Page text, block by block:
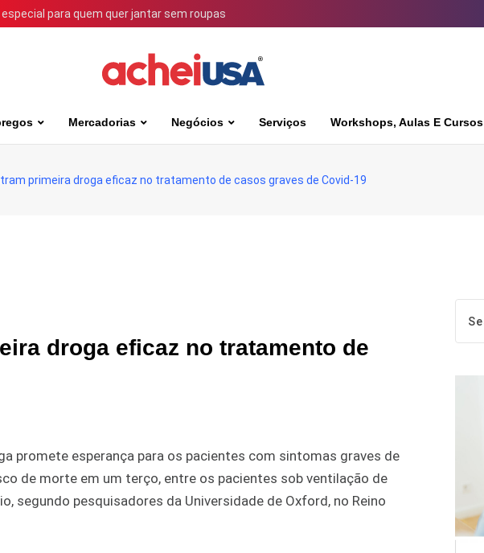
para quem quer jantar sem roupas
Mercadorias Negócios Serviços Workshops, Aulas E Cursos
primeira droga eficaz no tratamento de casos graves de Covid-19
droga eficaz no tratamento de
promete esperança para os pacientes com sintomas graves de
de morte em um terço, entre os pacientes sob ventilação de
segundo pesquisadores da Universidade de Oxford, no Reino